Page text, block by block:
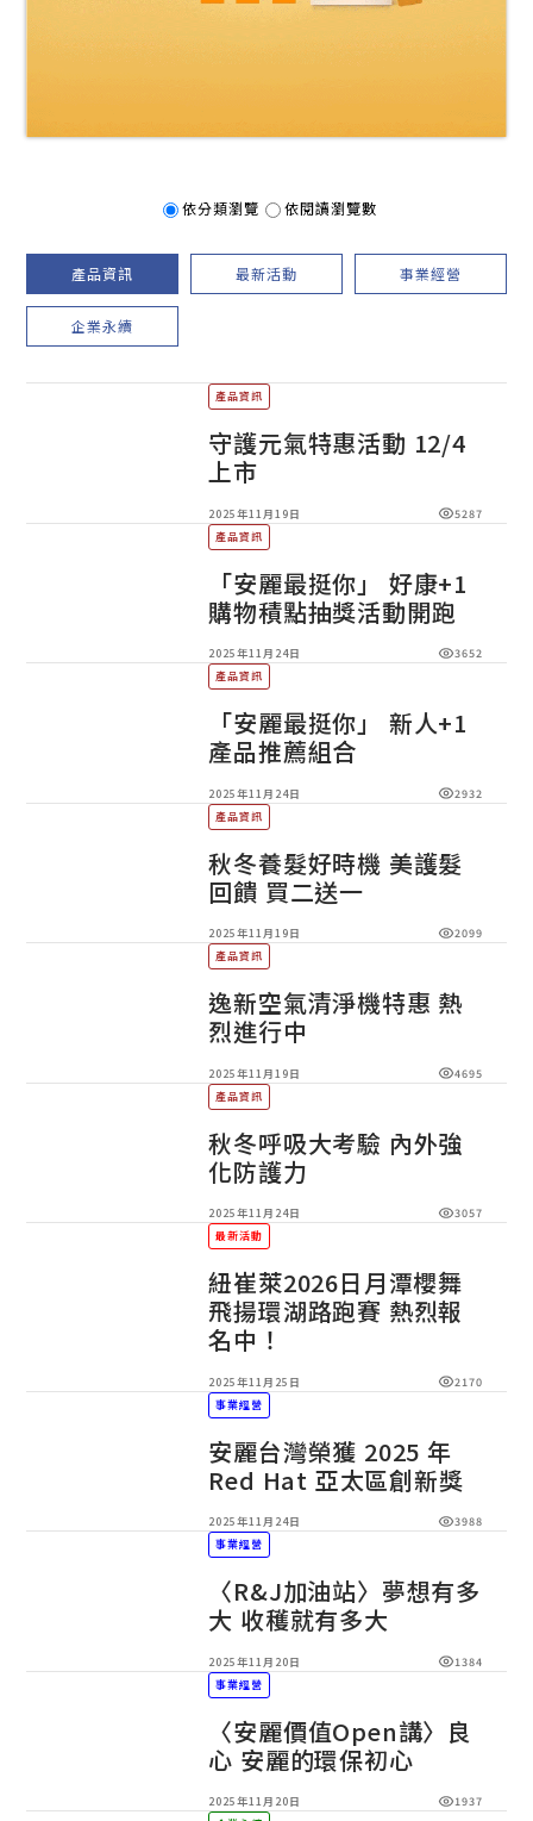
依分類瀏覽 依閱讀瀏覽數
產品資訊 最新活動 事業經營
企業永續
產品資訊
守護元氣特惠活動 12/4
上市
2025年11月19日
5287
產品資訊
「安麗最挺你」 好康+1
購物積點抽獎活動開跑
2025年11月24日
3652
產品資訊
「安麗最挺你」 新人+1
產品推薦組合
2025年11月24日
2932
產品資訊
秋冬養髮好時機 美護髮
回饋 買二送一
2025年11月19日
2099
產品資訊
逸新空氣清淨機特惠 熱
烈進行中
2025年11月19日
4695
產品資訊
秋冬呼吸大考驗 內外強
化防護力
2025年11月24日
3057
最新活動
紐崔萊2026日月潭櫻舞
飛揚環湖路跑賽 熱烈報
名中！
2025年11月25日
2170
事業經營
安麗台灣榮獲 2025 年
Red Hat 亞太區創新獎
2025年11月24日
3988
事業經營
〈R&J加油站〉夢想有多
大 收穫就有多大
2025年11月20日
1384
事業經營
〈安麗價值Open講〉良
心 安麗的環保初心
2025年11月20日
1937